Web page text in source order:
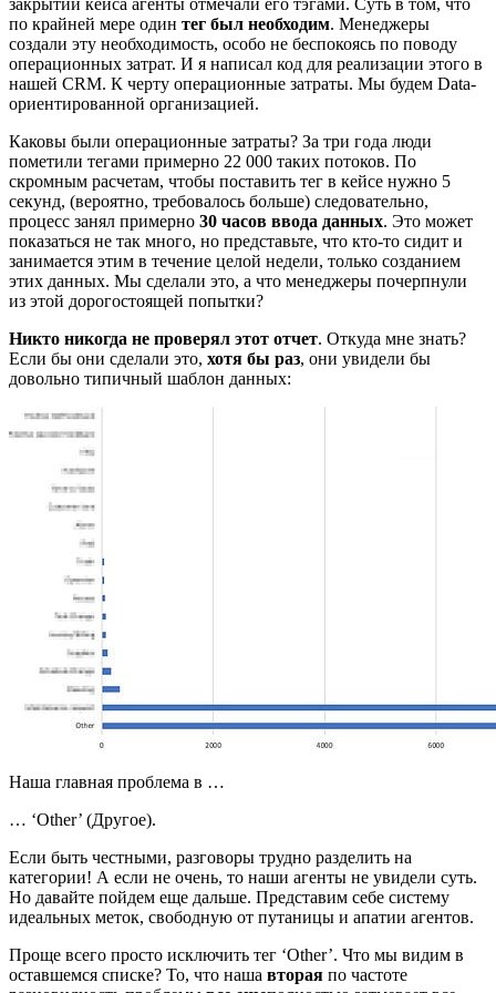
закрытии кейса агенты отмечали его тэгами. Суть в том, что
по крайней мере один тег был необходим. Менеджеры
создали эту необходимость, особо не беспокоясь по поводу
операционных затрат. И я написал код для реализации этого в
нашей CRM. К черту операционные затраты. Мы будем Data-
ориентированной организацией.
Каковы были операционные затраты? За три года люди
пометили тегами примерно 22 000 таких потоков. По
скромным расчетам, чтобы поставить тег в кейсе нужно 5
секунд, (вероятно, требовалось больше) следовательно,
процесс занял примерно 30 часов ввода данных. Это может
показаться не так много, но представьте, что кто-то сидит и
занимается этим в течение целой недели, только созданием
этих данных. Мы сделали это, а что менеджеры почерпнули
из этой дорогостоящей попытки?
Никто никогда не проверял этот отчет. Откуда мне знать?
Если бы они сделали это, хотя бы раз, они увидели бы
довольно типичный шаблон данных:
Наша главная проблема в …
… ‘Other’ (Другое).
Если быть честными, разговоры трудно разделить на
категории! А если не очень, то наши агенты не увидели суть.
Но давайте пойдем еще дальше. Представим себе систему
идеальных меток, свободную от путаницы и апатии агентов.
Проще всего просто исключить тег ‘Other’. Что мы видим в
оставшемся списке? То, что наша вторая по частоте